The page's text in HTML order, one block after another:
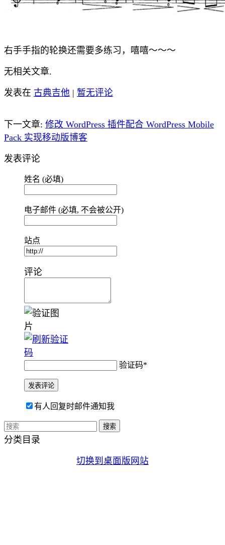
右手手指的轮换还需要多练习，嘻嘻～～～
无相关文章.
发表在 古典吉他 | 暂无评论
下一文章: 修改 WordPress 插件配合 WordPress Mobile
Pack 实现移动版博客
发表评论
姓名 (必填)
电子邮件 (必填, 不会被公开)
站点
评论
验证码*
有人回复时邮件通知我
分类目录
切换到桌面版网站